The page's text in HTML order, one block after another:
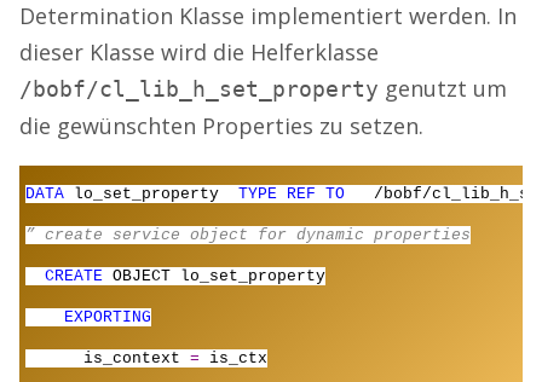
Determination Klasse implementiert werden. In
dieser Klasse wird die Helferklasse
/bobf/cl_lib_h_set_property genutzt um
die gewünschten Properties zu setzen.
DATA lo_set_property TYPE REF TO /bobf/
” create service object for dynamic properties
CREATE OBJECT lo_set_property
EXPORTING
is_context = is_ctx